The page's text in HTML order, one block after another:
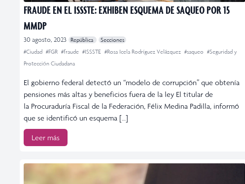
FRAUDE EN EL ISSSTE: EXHIBEN ESQUEMA DE SAQUEO POR 15
MMDP
30 agosto, 2023 República
Secciones
#Ciudad #FGR #fraude #ISSSTE #Rosa Icela Rodríguez Velázquez #saqueo #Seguridad y
Protección Ciudadana
El gobierno federal detectó un “modelo de corrupción” que obtenía
pensiones más altas y beneficios fuera de la ley El titular de
la Procuraduría Fiscal de la Federación, Félix Medina Padilla, informó
que se identificó un esquema […]
Leer más